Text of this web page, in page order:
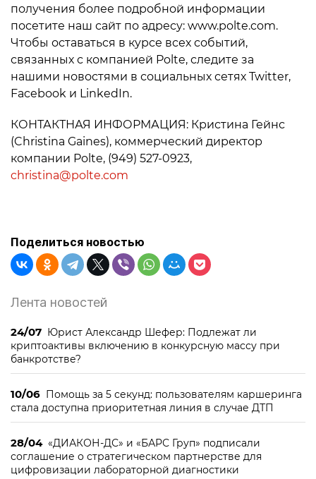
получения более подробной информации
посетите наш сайт по адресу: www.polte.com.
Чтобы оставаться в курсе всех событий,
связанных с компанией Polte, следите за
нашими новостями в социальных сетях Twitter,
Facebook и LinkedIn.
КОНТАКТНАЯ ИНФОРМАЦИЯ: Кристина Гейнс
(Christina Gaines), коммерческий директор
компании Polte, (949) 527-0923,
christina@polte.com
Поделиться новостью
Лента новостей
24/07 Юрист Александр Шефер: Подлежат ли
криптоактивы включению в конкурсную массу при
банкротстве?
10/06 Помощь за 5 секунд: пользователям каршеринга
стала доступна приоритетная линия в случае ДТП
28/04 «ДИАКОН-ДС» и «БАРС Груп» подписали
соглашение о стратегическом партнерстве для
цифровизации лабораторной диагностики